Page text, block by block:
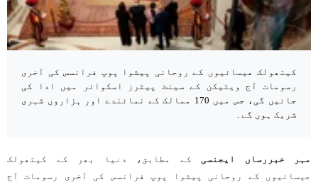
کیتھولک عیسائیوں کے روحانی پیشوا پوپ فرانسس کی آخری
رسومات آج ویٹیکن کے سینٹ پیٹرز اسکوائر میں ادا کی
جائیں گی، جس میں 170 ممالک کے نمائندے اور ہزاروں شہری
شریک ہوں گے۔
مہر خبررساں ایجنسی کے مطابق، دنیا بھر کے کیتھولک
عیسائیوں کے روحانی پیشوا پوپ فرانسس کی آخری رسومات آج